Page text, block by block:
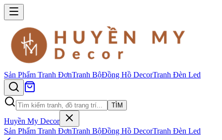
Sản Phẩm Tranh ĐơnTranh BộĐồng Hồ DecorTranh Đèn Led
TÌM
Huyền My Decor
Sản Phẩm Tranh ĐơnTranh BộĐồng Hồ DecorTranh Đèn Led